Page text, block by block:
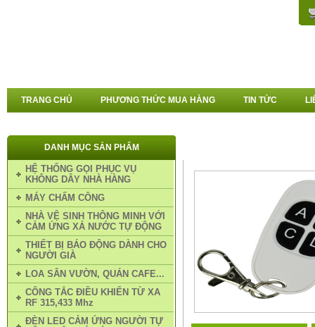
TRANG CHỦ PHƯƠNG THỨC MUA HÀNG TIN TỨC
DANH MỤC SẢN PHẨM
HỆ THỐNG GỌI PHỤC VỤ
KHÔNG DÂY NHÀ HÀNG
MÁY CHẤM CÔNG
NHÀ VỆ SINH THÔNG MINH VỚI
CẢM ỨNG XẢ NƯỚC TỰ ĐỘNG
THIẾT BỊ BÁO ĐỘNG DÀNH CHO
NGƯỜI GIÀ
LOA SÂN VƯỜN, QUÁN CAFE...
CÔNG TẮC ĐIỀU KHIỂN TỪ XA
RF 315,433 Mhz
ĐÈN LED CẢM ỨNG NGƯỜI TỰ
KHIỂN SÓNG RF 315,433